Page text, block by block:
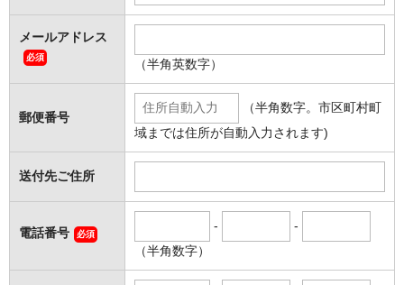
メールアドレス
必須 （半角英数字）
郵便番号
（半角数字。市区町村町
域までは住所が自動入力されます)
送付先ご住所
電話番号 必須
-
-
（半角数字）